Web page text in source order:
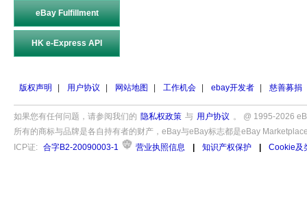
eBay Fulfillment
HK e-Express API
版权声明 用户协议 网站地图 工作机会 ebay开发者 慈善募捐
如果您有任何问题，请参阅我们的 隐私权政策 与 用户协议 。 @ 1995-2026
所有的商标与品牌是各自持有者的财产，eBay与eBay标志都是eBay
ICP证: 合字B2-20090003-1 营业执照信息 知识产权保护 Cookie及